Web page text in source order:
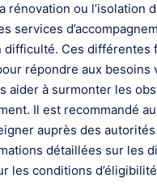
rénovation ou l’isolation
services
difficulté. Ces différentes
répondre aux besoins
aider à surmonter les
Il est recommandé
auprès des
détaillées sur les
les conditions